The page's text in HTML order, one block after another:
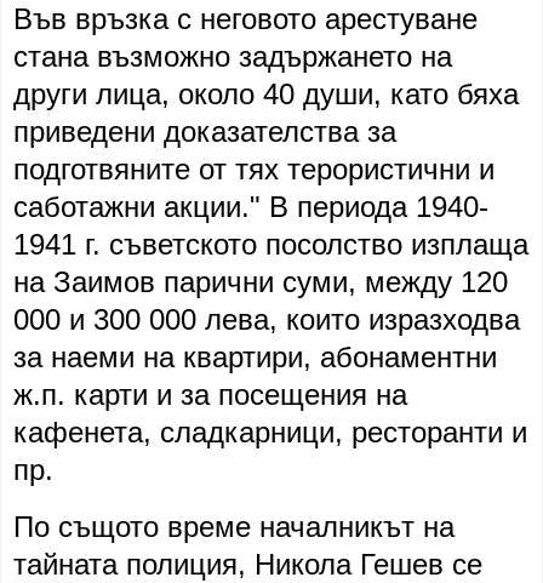
Във връзка с неговото арестуване
стана възможно задържането на
други лица, около 40 души, като бяха
приведени доказателства за
подготвяните от тях терористични и
саботажни акции." В периода 1940-
1941 г. съветското посолство изплаща
на Заимов парични суми, между 120
000 и 300 000 лева, които изразходва
за наеми на квартири, абонаментни
ж.п. карти и за посещения на
кафенета, сладкарници, ресторанти и
пр.
По същото време началникът на
тайната полиция, Никола Гешев се